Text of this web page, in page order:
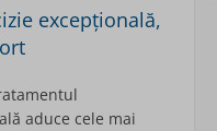
excepțională,
aduce cele mai